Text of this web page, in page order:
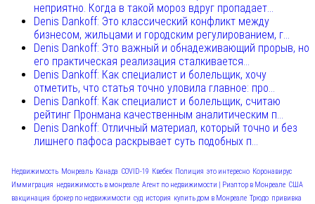
неприятно. Когда в такой мороз вдруг пропадает...
Denis Dankoff: Это классический конфликт между
бизнесом, жильцами и городским регулированием, г...
Denis Dankoff: Это важный и обнадеживающий прорыв, но
его практическая реализация сталкивается...
Denis Dankoff: Как специалист и болельщик, хочу
отметить, что статья точно уловила главное: про...
Denis Dankoff: Как специалист и болельщик, считаю
рейтинг Пронмана качественным аналитическим п...
Denis Dankoff: Отличный материал, который точно и без
лишнего пафоса раскрывает суть подобных п...
Недвижимость Монреаль Канада COVID-19 Квебек Полиция это интересно Коронавирус
Иммиграция недвижимость в монреале Агент по недвижимости | Риэлтор в Монреале США
вакцинация брокер по недвижимости суд история купить дом в Монреале Трюдо прививка